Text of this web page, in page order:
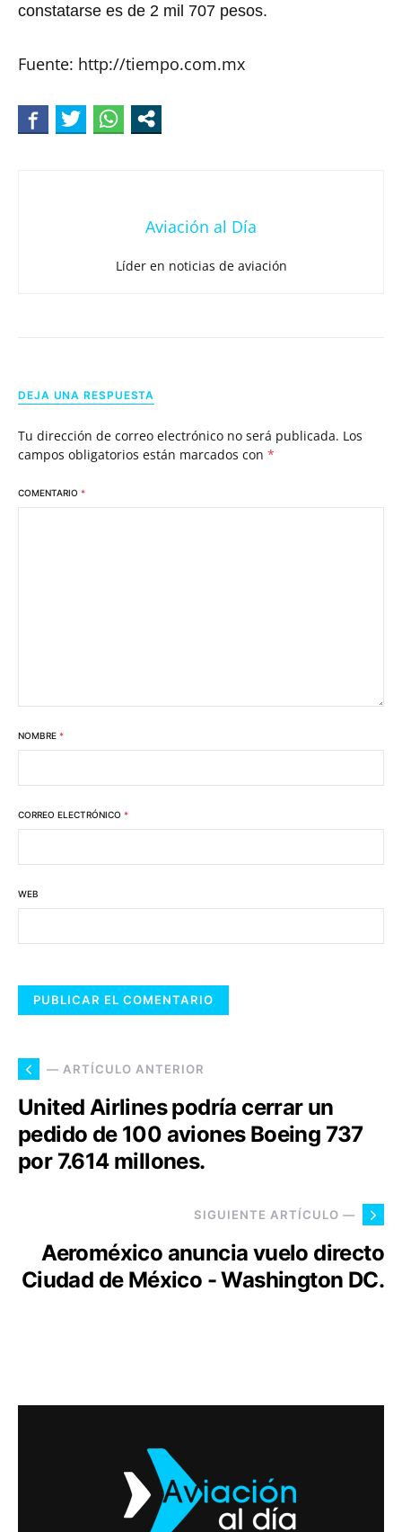
constatarse es de 2 mil 707 pesos.
Fuente: http://tiempo.com.mx
Aviación al Día
Líder en noticias de aviación
DEJA UNA RESPUESTA
Tu dirección de correo electrónico no será publicada. Los
campos obligatorios están marcados con *
COMENTARIO *
NOMBRE *
CORREO ELECTRÓNICO *
WEB
— ARTÍCULO ANTERIOR
United Airlines podría cerrar un
pedido de 100 aviones Boeing 737
por 7.614 millones.
SIGUIENTE ARTÍCULO —
Aeroméxico anuncia vuelo directo
Ciudad de México - Washington DC.